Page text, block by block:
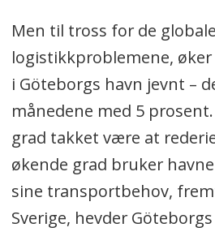
Men til tross for de globale
logistikkproblemene,
i Göteborgs havn jevnt –
månedene med 5
grad takket være at
økende grad bruker
sine transportbehov,
Sverige, hevder